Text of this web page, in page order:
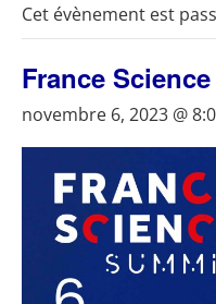
Cet évènement est
France
novembre 6, 2023 @